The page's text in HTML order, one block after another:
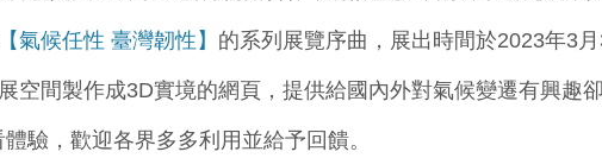
【氣候任性 臺灣韌性】 的系列展覽序曲，展出時間於2023年3
空間製作成3D實境的網頁， 提供給國內外對氣候變遷有興趣
體驗，歡迎各界多多利用並給予回饋。